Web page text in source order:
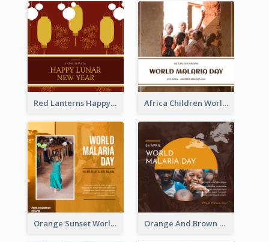
Red Lanterns Happy Lunar New Year Instagram Post Africa Children World Malaria Day Instagram Post
Orange Sunset World Malaria Day Instagram Post Orange And Brown World Malaria Day Instagram Post